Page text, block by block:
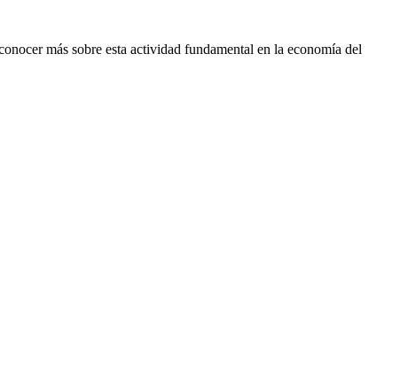
más sobre esta actividad fundamental en la economía del